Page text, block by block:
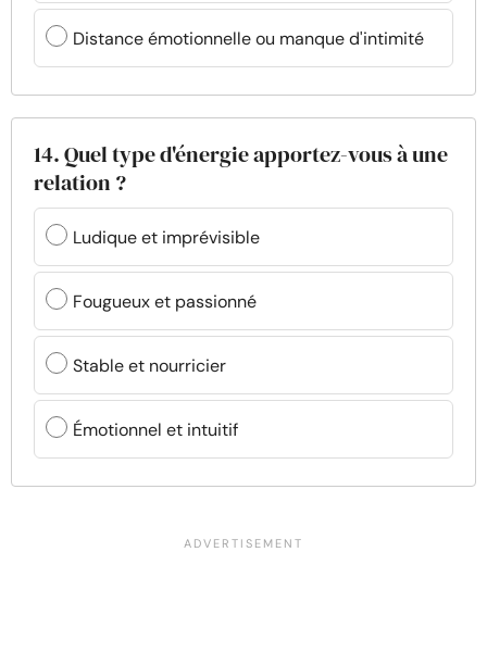
Distance émotionnelle ou manque d'intimité
14. Quel type d'énergie apportez-vous à une
relation ?
Ludique et imprévisible
Fougueux et passionné
Stable et nourricier
Émotionnel et intuitif